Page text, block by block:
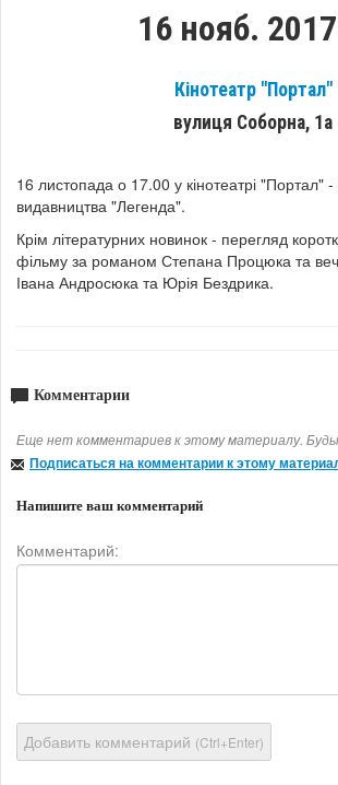
16 нояб.
Кінотеатр "Портал"
вулиця Соборна, 1а
16 листопада о 17.00 у кінотеатрі "Портал" -
видавництва "Легенда".
Крім літературних новинок - перегляд
фільму за романом Степана Процюка та
Івана Андросюка та Юрія Бездрика.
Комментарии
Еще нет комментариев к этому материалу.
Подписаться на комментарии к этому
Напишите ваш комментарий
Комментарий:
Добавить комментарий (Ctrl+Enter)